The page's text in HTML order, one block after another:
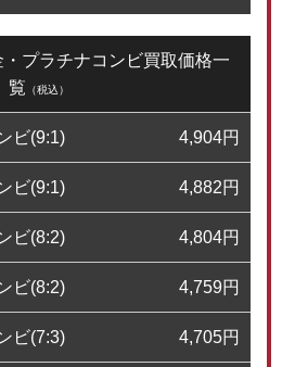
プラチナコンビ買取価格一
覧 （税込）
ビ(9:1) 4,904円
ビ(9:1) 4,882円
ビ(8:2) 4,804円
ビ(8:2) 4,759円
ビ(7:3) 4,705円